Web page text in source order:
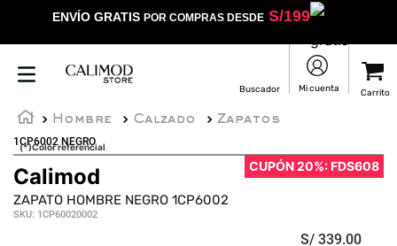
ENVÍO GRATIS POR COMPRAS DESDES/199
Hombre Calzado
Zapatos
1CP6002 NEGRO
(*)Color referencial
CUPÓN 20%: FDS608
Calimod
ZAPATO HOMBRE NEGRO 1CP6002
SKU: 1CP60020002
S/ 339.00